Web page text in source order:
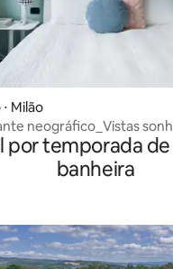
Milão
neográfico_Vistas
por temporada de
banheira